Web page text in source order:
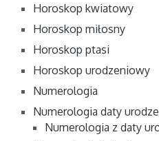
Horoskop kwiatowy
Horoskop miłosny
Horoskop ptasi
Horoskop urodzeniowy
Numerologia
Numerologia daty
Numerologia z daty